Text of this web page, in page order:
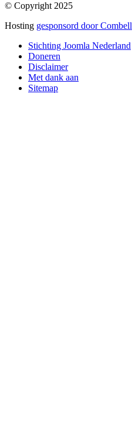
© Copyright 2025
Hosting gesponsord door Combell
Stichting Joomla Nederland
Doneren
Disclaimer
Met dank aan
Sitemap